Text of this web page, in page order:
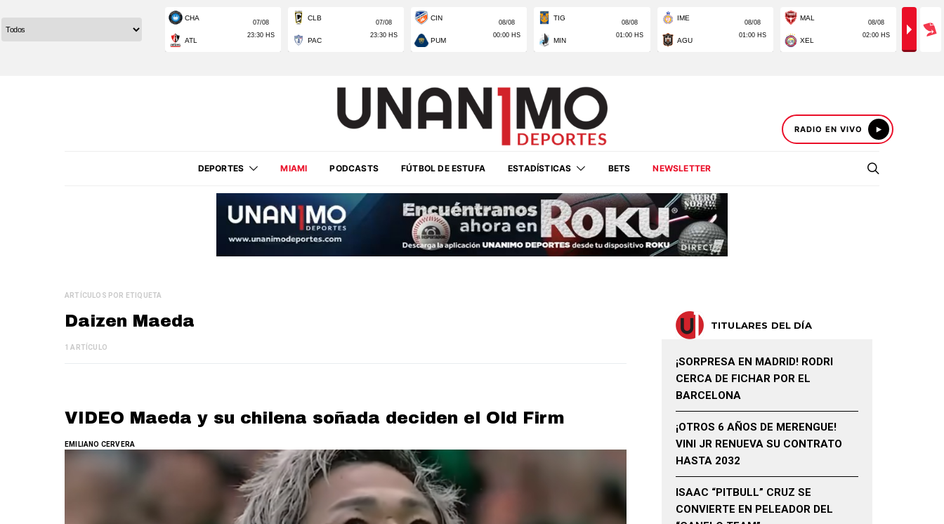
RADIO EN VIVO
DEPORTES MIAMI PODCASTS FÚTBOL DE ESTUFA ESTADÍSTICAS BETS NEWSLETTER
ARTÍCULOS POR ETIQUETA
Daizen Maeda
1 ARTÍCULO
VIDEO Maeda y su chilena soñada deciden el Old Firm
EMILIANO CERVERA
TITULARES DEL DÍA
¡SORPRESA EN MADRID! RODRI
CERCA DE FICHAR POR EL
BARCELONA
¡OTROS 6 AÑOS DE MERENGUE!
VINI JR RENUEVA SU CONTRATO
HASTA 2032
ISAAC “PITBULL” CRUZ SE
CONVIERTE EN PELEADOR DEL